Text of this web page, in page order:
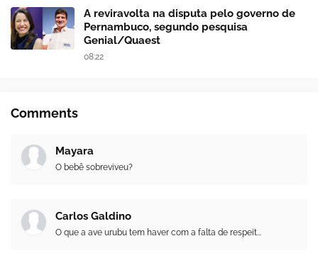
A reviravolta na disputa pelo governo de
Pernambuco, segundo pesquisa
Genial/Quaest
08:22
Comments
Mayara
O bebê sobreviveu?
Carlos Galdino
O que a ave urubu tem haver com a falta de respeit...